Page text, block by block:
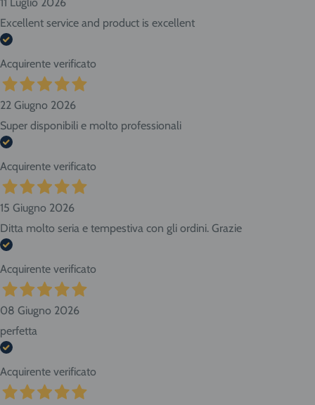
Excellent service and product is excellent
Acquirente verificato
22 Giugno 2026
Super disponibili e molto professionali
Acquirente verificato
15 Giugno 2026
Ditta molto seria e tempestiva con gli ordini. Grazie
Acquirente verificato
08 Giugno 2026
perfetta
Acquirente verificato